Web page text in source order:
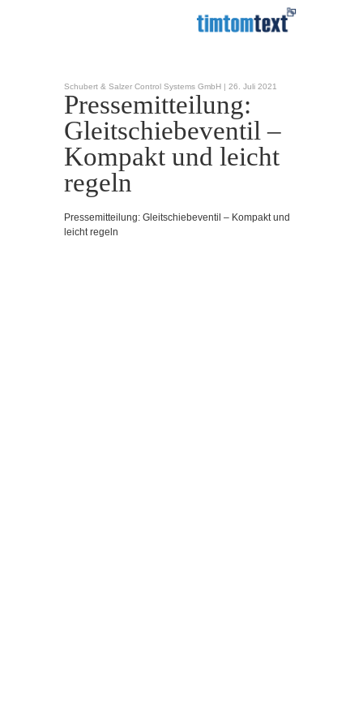
Schubert & Salzer Control Systems GmbH | 26. Juli 2021
Pressemitteilung:
Gleitschiebeventil –
Kompakt und leicht
regeln
Pressemitteilung: Gleitschiebeventil – Kompakt und
leicht regeln